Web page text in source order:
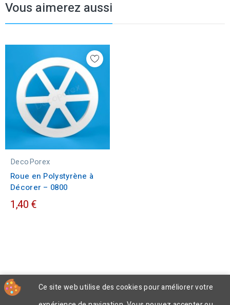
Vous aimerez aussi
DecoPorex
Roue en Polystyrène à
Décorer – 0800
1,40 €
Ce site web utilise des cookies pour améliorer votre